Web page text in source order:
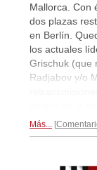
Mallorca. Con
dos plazas
en Berlín.
los actuales
Grischuk (que
Radjabov y/o
Más...